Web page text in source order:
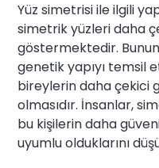
Yüz simetrisi ile ilgili
simetrik yüzleri daha
göstermektedir.
genetik yapıyı temsil
bireylerin daha çekici
olmasıdır. İnsanlar,
bu kişilerin daha
uyumlu olduklarını